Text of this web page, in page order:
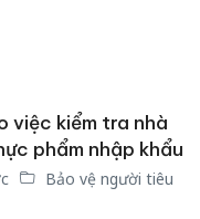
việc kiểm tra nhà
phẩm nhập khẩu
Bảo vệ người tiêu